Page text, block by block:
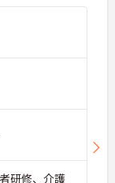
研修、介護